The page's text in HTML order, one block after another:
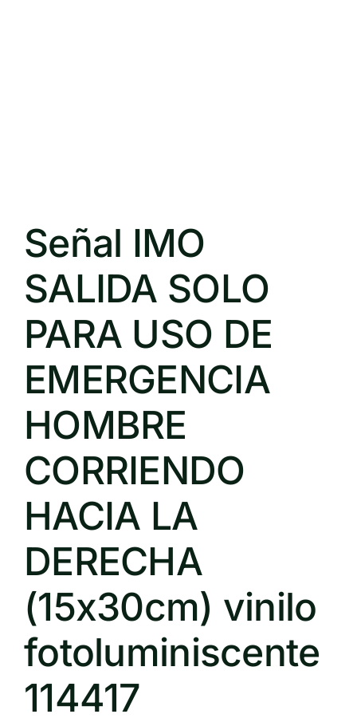
Señal IMO
SALIDA SOLO
PARA USO DE
EMERGENCIA
HOMBRE
CORRIENDO
HACIA LA
DERECHA
(15x30cm) vinilo
fotoluminiscente
114417